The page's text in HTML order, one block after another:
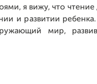
я вижу, что
и развитии
мир,